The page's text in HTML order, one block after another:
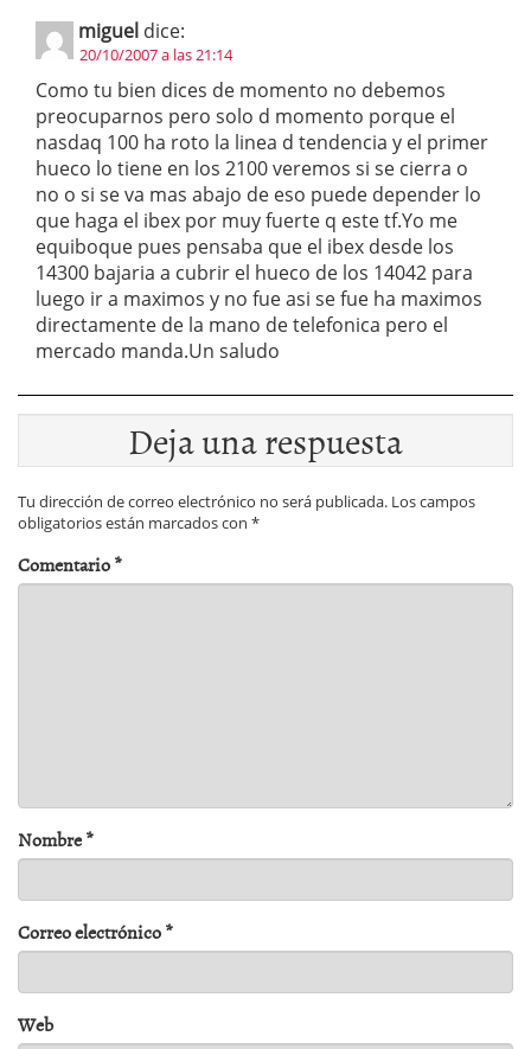
miguel dice:
20/10/2007 a las 21:14
Como tu bien dices de momento no debemos
preocuparnos pero solo d momento porque el
nasdaq 100 ha roto la linea d tendencia y el primer
hueco lo tiene en los 2100 veremos si se cierra o
no o si se va mas abajo de eso puede depender lo
que haga el ibex por muy fuerte q este tf.Yo me
equiboque pues pensaba que el ibex desde los
14300 bajaria a cubrir el hueco de los 14042 para
luego ir a maximos y no fue asi se fue ha maximos
directamente de la mano de telefonica pero el
mercado manda.Un saludo
Deja una respuesta
Tu dirección de correo electrónico no será publicada. Los campos
obligatorios están marcados con *
Comentario*
Nombre*
Correo electrónico*
Web